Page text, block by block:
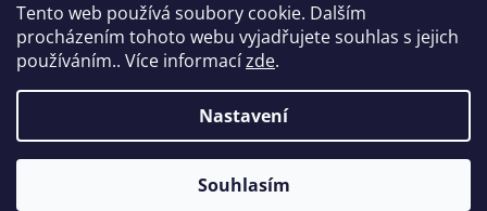
Tento web používá soubory cookie. Dalším
procházením tohoto webu vyjadřujete souhlas s jejich
používáním.. Více informacízde.
Nastavení
Souhlasím
Vytvořil Shoptet